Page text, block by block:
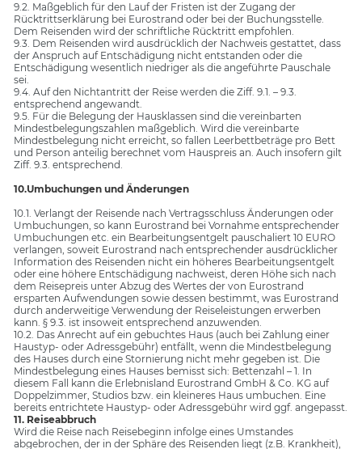
9.2. Maßgeblich für den Lauf der Fristen ist der Zugang der
Rücktrittserklärung bei Eurostrand oder bei der Buchungsstelle.
Dem Reisenden wird der schriftliche Rücktritt empfohlen.
9.3. Dem Reisenden wird ausdrücklich der Nachweis gestattet, dass
der Anspruch auf Entschädigung nicht entstanden oder die
Entschädigung wesentlich niedriger als die angeführte Pauschale
sei.
9.4. Auf den Nichtantritt der Reise werden die Ziff. 9.1. – 9.3.
entsprechend angewandt.
9.5. Für die Belegung der Hausklassen sind die vereinbarten
Mindestbelegungszahlen maßgeblich. Wird die vereinbarte
Mindestbelegung nicht erreicht, so fallen Leerbettbeträge pro Bett
und Person anteilig berechnet vom Hauspreis an. Auch insofern gilt
Ziff. 9.3. entsprechend.
10.Umbuchungen und Änderungen
10.1. Verlangt der Reisende nach Vertragsschluss Änderungen oder
Umbuchungen, so kann Eurostrand bei Vornahme entsprechender
Umbuchungen etc. ein Bearbeitungsentgelt pauschaliert 10 EURO
verlangen, soweit Eurostrand nach entsprechender ausdrücklicher
Information des Reisenden nicht ein höheres Bearbeitungsentgelt
oder eine höhere Entschädigung nachweist, deren Höhe sich nach
dem Reisepreis unter Abzug des Wertes der von Eurostrand
ersparten Aufwendungen sowie dessen bestimmt, was Eurostrand
durch anderweitige Verwendung der Reiseleistungen erwerben
kann. § 9.3. ist insoweit entsprechend anzuwenden.
10.2. Das Anrecht auf ein gebuchtes Haus (auch bei Zahlung einer
Haustyp- oder Adressgebühr) entfällt, wenn die Mindestbelegung
des Hauses durch eine Stornierung nicht mehr gegeben ist. Die
Mindestbelegung eines Hauses bemisst sich: Bettenzahl – 1. In
diesem Fall kann die Erlebnisland Eurostrand GmbH & Co. KG auf
Doppelzimmer, Studios bzw. ein kleineres Haus umbuchen. Eine
bereits entrichtete Haustyp- oder Adressgebühr wird ggf. angepasst.
11. Reiseabbruch
Wird die Reise nach Reisebeginn infolge eines Umstandes
abgebrochen, der in der Sphäre des Reisenden liegt (z.B. Krankheit),